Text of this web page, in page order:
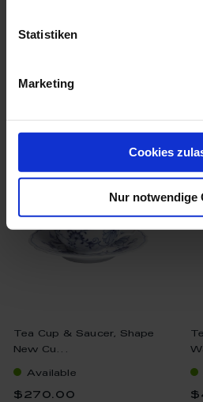
Statistiken
Marketing
Cookies
Nur notwendige
$155.00
Tea Cup & Saucer, Shape
New Cu...
Available
$270.00